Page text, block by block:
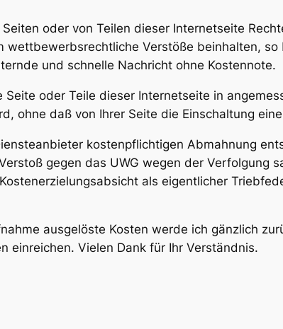
oder von Teilen dieser Internetseite
wettbewerbsrechtliche Verstöße beinhalten,
und schnelle Nachricht ohne Kostennote.
oder Teile dieser Internetseite in
ohne daß von Ihrer Seite die Einschaltung
kostenpflichtigen Abmahnung
gegen das UWG wegen der Verfolgung
als eigentlicher
ausgelöste Kosten werde ich gänzlich
einreichen. Vielen Dank für Ihr Verständnis.